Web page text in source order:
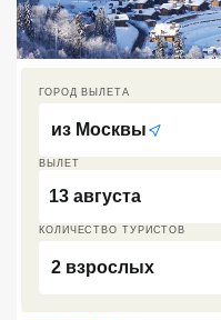
ВЫЛЕТ
13 августа
КОЛИЧЕСТВО ТУРИСТОВ
2 взрослых
ГОРОД ВЫЛЕТА
из Москвы
ТОП 10 недорогих
5*
Недорогие отели 4*
Лучшие отели 3* звезды
Недорогие отели 3*